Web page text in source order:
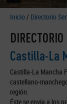
Inicio / Directorio
Castilla-La
Castilla-La Mancha
castellano-
región.
Éste se envía a los